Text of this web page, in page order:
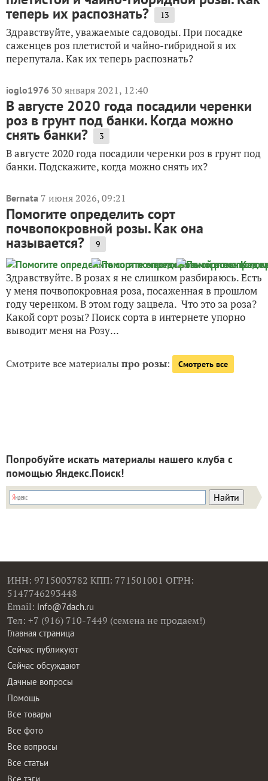
теперь их распознать? 13
Здравствуйте, уважаемые садоводы. При посадке
саженцев роз плетистой и чайно-гибридной я их
перепутала. Как их теперь распознать?
ioglo1976 30 января 2021, 12:40
В августе 2020 года посадили черенки
роз в грунт под банки. Когда можно
снять банки? 3
В августе 2020 года посадили черенки роз в грунт под
банки. Подскажите, когда можно снять их?
Bernata 7 июня 2026, 09:21
Помогите определить сорт
почвопокровной розы. Как она
называется? 9
Здравствуйте. В розах я не слишком разбираюсь. Есть
у меня почвопокровная роза, посаженная в прошлом
году черенком. В этом году зацвела. Что это за роза?
Какой сорт розы? Поиск сорта в интернете упорно
выводит меня на Розу...
Смотрите все материалыпро розы: Смотреть все
Попробуйте искать материалы нашего клуба с
помощью Яндекс.Поиск!
ИНН: 9715003782 КПП: 771501001 ОГРН:
5147746293448
Email: info@7dach.ru
Тел: +7 (916) 710-7449 (семена не продаем!)
Главная страница
Сейчас публикуют
Сейчас обсуждают
Дачные вопросы
Помощь
Все товары
Все фото
Все вопросы
Все статьи